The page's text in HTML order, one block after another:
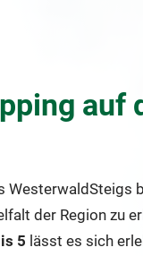
auf
WesterwaldSteigs
der Region zu
5 lässt es sich